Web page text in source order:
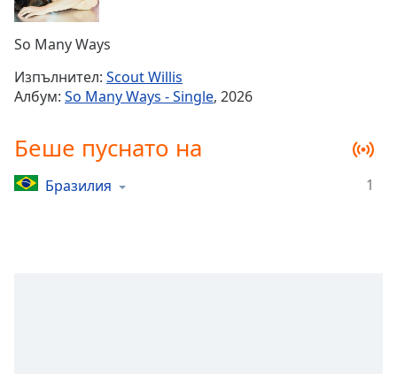
Loaded:
Stream
TypeLIVE
Seek to
live,
liveLIVE
Time
So Many Ways
Изпълнител: Scout Willis
Албум: So Many Ways - Single, 2026
Беше пуснато на
Бразилия 1